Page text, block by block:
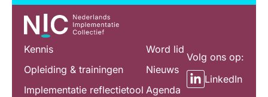
Kennis
Opleiding & trainingen
Implementatie reflectietool
Word lid
Nieuws
Agenda
Volg ons op:
LinkedIn